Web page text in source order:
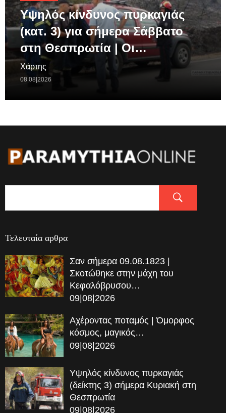
Υψηλός κίνδυνος πυρκαγιάς
(κατ. 3) για σήμερα Σάββατο
στη Θεσπρωτία | Οι…
Χάρτης
08|08|2026
Τελευταία αρθρα
Σαν σήμερα 09.08.1823 |
Σκοτώθηκε στην μάχη του
Κεφαλόβρυσου…
09|08|2026
Αχέροντας ποταμός | Όμορφος
κόσμος, μαγικός…
09|08|2026
Υψηλός κίνδυνος πυρκαγιάς
(δείκτης 3) σήμερα Κυριακή στη
Θεσπρωτία
09|08|2026